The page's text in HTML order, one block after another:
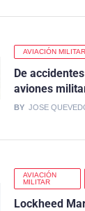
AVIACIÓN MILITAR
De
aviones
BY JOSE
AVIACIÓN
MILITAR
Lockheed